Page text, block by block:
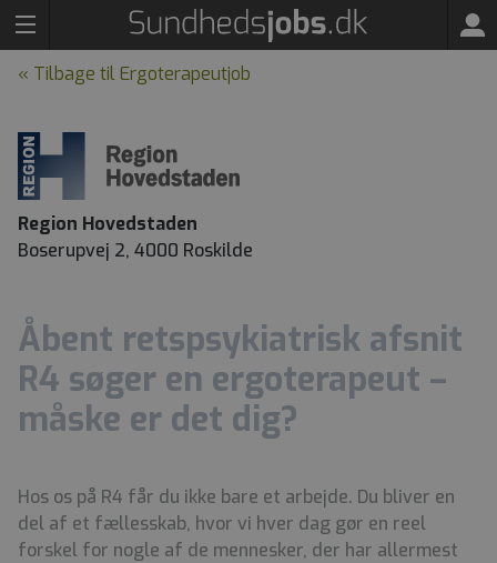
« Tilbage til Ergoterapeutjob
Region Hovedstaden
Boserupvej 2, 4000 Roskilde
Åbent retspsykiatrisk afsnit
R4 søger en ergoterapeut –
måske er det dig?
Hos os på R4 får du ikke bare et arbejde. Du bliver en
del af et fællesskab, hvor vi hver dag gør en reel
forskel for nogle af de mennesker, der har allermest